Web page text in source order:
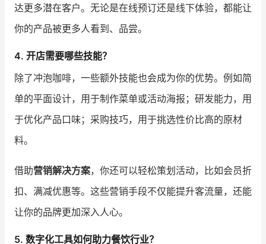
达更多潜在客户。无论是在线预订还是线下体验，都能让
你的产品被更多人看到、品尝。
4. 开店需要哪些技能？
除了冲泡咖啡，一些额外技能也会成为你的优势。例如简
单的平面设计，用于制作菜单或活动海报；研发能力，用
于优化产品口味；采购技巧，用于挑选性价比高的原材
料。
借助营销解决方案，你还可以轻松策划活动，比如会员折
扣、满减优惠等。这些营销手段不仅能提升客流量，还能
让你的品牌更加深入人心。
5. 数字化工具如何助力餐饮行业？